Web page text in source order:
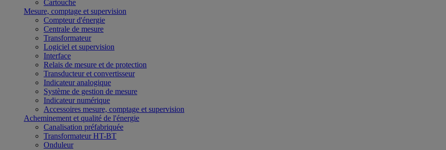
Cartouche
Mesure, comptage et supervision
Compteur d'énergie
Centrale de mesure
Transformateur
Logiciel et supervision
Interface
Relais de mesure et de protection
Transducteur et convertisseur
Indicateur analogique
Système de gestion de mesure
Indicateur numérique
Accessoires mesure, comptage et supervision
Acheminement et qualité de l'énergie
Canalisation préfabriquée
Transformateur HT-BT
Onduleur